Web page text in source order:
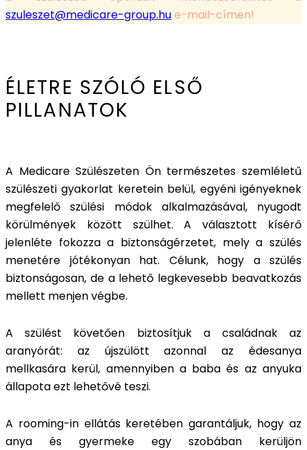
szuleszet@medicare-group.hue-mail-címen!
ÉLETRE SZÓLÓ ELSŐ
PILLANATOK
A Medicare Szülészeten Ön természetes szemléletű
szülészeti gyakorlat keretein belül, egyéni igényeknek
megfelelő szülési módok alkalmazásával, nyugodt
körülmények között szülhet. A választott kísérő
jelenléte fokozza a biztonságérzetet, mely a szülés
menetére jótékonyan hat. Célunk, hogy a szülés
biztonságosan, de a lehető legkevesebb beavatkozás
mellett menjen végbe.
A szülést követően biztosítjuk a családnak az
aranyórát: az újszülött azonnal az édesanya
mellkasára kerül, amennyiben a baba és az anyuka
állapota ezt lehetővé teszi.
A rooming-in ellátás keretében garantáljuk, hogy az
anya és gyermeke egy szobában kerüljön